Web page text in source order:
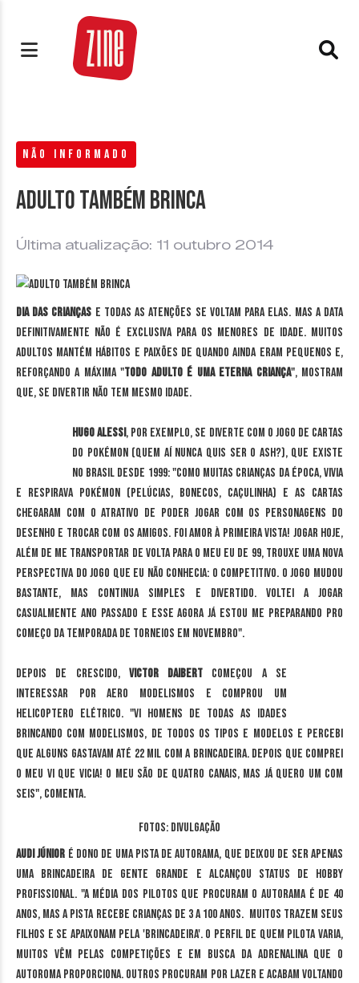
NÃO INFORMADO
Adulto também brinca
Última atualização: 11 outubro 2014
Dia das Crianças e todas as atenções se voltam para elas. Mas a data
definitivamente não é exclusiva para os menores de idade. Muitos
adultos mantém hábitos e paixões de quando ainda eram pequenos e,
reforçando a máxima "todo adulto é uma eterna criança", mostram
que, se divertir não tem mesmo idade.
Hugo Alessi, por exemplo, se diverte com o jogo de cartas
do Pokémon (quem aí nunca quis ser o Ash?), que existe
no Brasil desde 1999: "Como muitas crianças da época, vivia
e respirava Pokémon (pelúcias, bonecos, caçulinha) e as cartas
chegaram com o atrativo de poder jogar com os personagens do
desenho e trocar com os amigos. Foi amor à primeira vista! Jogar hoje,
além de me transportar de volta para o meu eu de 99, trouxe uma nova
perspectiva do jogo que eu não conhecia: o competitivo. O jogo mudou
bastante, mas continua simples e divertido. Voltei a jogar
casualmente ano passado e esse agora já estou me preparando pro
começo da temporada de torneios em novembro".
Depois de crescido, Victor Daibert começou a se
interessar por aero modelismos e comprou um
helicoptero elétrico. "Vi homens de todas as idades
brincando com modelismos, de todos os tipos e modelos e percebi
que alguns gastavam até 22 mil com a brincadeira. Depois que comprei
o meu vi que vicia! O meu são de quatro canais, mas já quero um com
seis", comenta.
Fotos: Divulgação
Audi Júnior é dono de uma pista de Autorama, que deixou de ser apenas
uma brincadeira de gente grande e alcançou status de hobby
profissional. "A média dos pilotos que procuram o autorama é de 40
anos, mas a pista recebe crianças de 3 a 100 anos. Muitos trazem seus
filhos e se apaixonam pela 'brincadeira'. O perfil de quem pilota varia,
muitos vêm pelas competições e em busca da adrenalina que o
autoroma proporciona. Outros procuram por lazer e acabam voltando